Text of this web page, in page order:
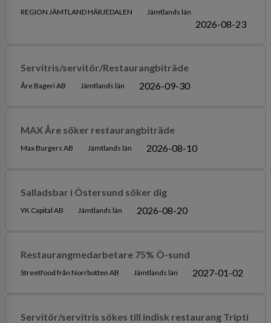
REGION JÄMTLAND HÄRJEDALEN Jämtlands län
2026-08-23
Servitris/servitör/Restaurangbiträde
Åre Bageri AB Jämtlands län 2026-09-30
MAX Åre söker restaurangbiträde
Max Burgers AB Jämtlands län 2026-08-10
Salladsbar i Östersund söker dig
YK Capital AB Jämtlands län 2026-08-20
Restaurangmedarbetare 75% Ö-sund
Streetfood från Norrbotten AB Jämtlands län 2027-01-02
Servitör/servitris sökes till indisk restaurang Tripti